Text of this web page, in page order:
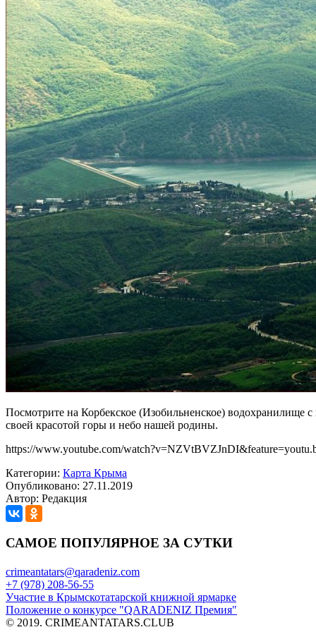
Посмотрите на Корбекское (Изобильненское) водохранилище
своей красотой горы и небо нашей родины.
https://www.youtube.com/
Категории: Карта Крыма
Опубликовано: 27.11.2019
Автор: Редакция
САМОЕ ПОПУЛЯРНОЕ ЗА СУТКИ
crimeantatars@qaradeniz.com
+7 (978) 208-56-55
Участие в Крымскотатарской книжной ярмарке
Положение о конкурсе "QARADENIZ Премия"
© 2019. CRIMEANTATARS.CLUB